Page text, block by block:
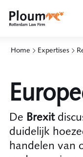
Home Expertises
De Brexit
duidelijk
handelen van